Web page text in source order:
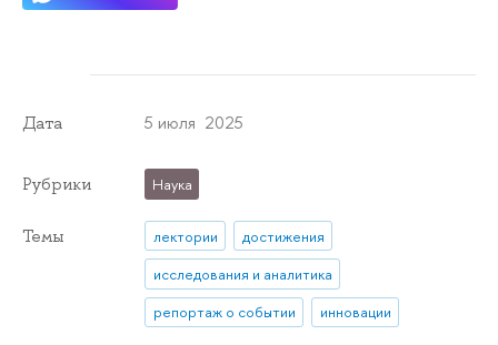
Дата 5 июля 2025
Рубрики Наука
Темы лектории
достижения
исследования и аналитика
репортаж о событии
инновации